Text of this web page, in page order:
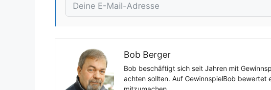
Bob Berger
Bob beschäftigt sich seit Jahren mit
achten sollten. Auf GewinnspielBob